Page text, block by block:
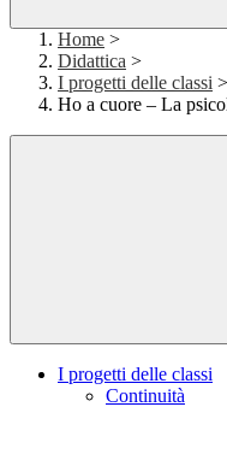
Home >
Didattica >
I progetti delle classi >
Ho a cuore – La
I progetti delle classi
Continuità